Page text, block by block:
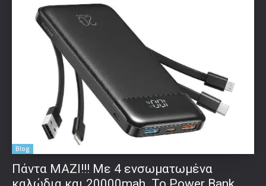
Blog
Πάντα ΜΑΖΙ!!! Με 4 ενσωματωμένα